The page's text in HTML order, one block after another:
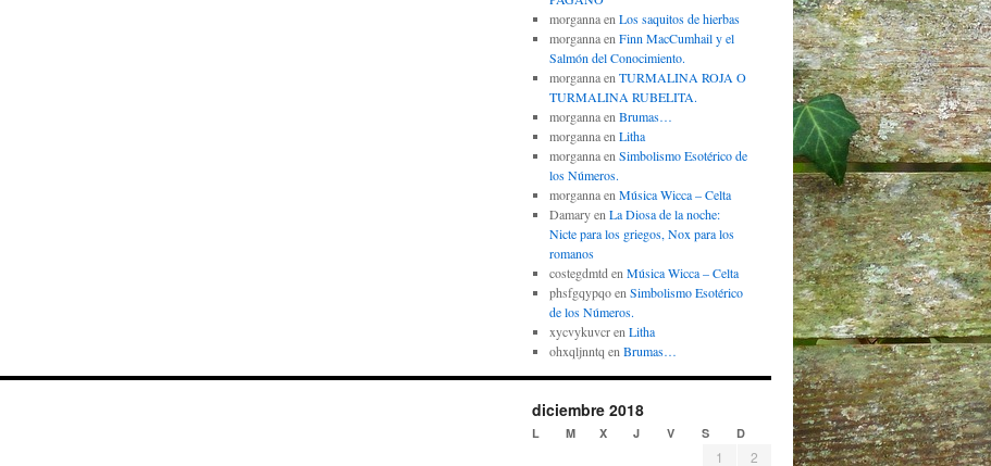
morgannaen Los saquitos de hierbas
morgannaen Finn MacCumhail y el
Salmón del Conocimiento.
morgannaen TURMALINA ROJA O
TURMALINA RUBELITA.
morgannaen Brumas…
morgannaen Litha
morgannaen Simbolismo Esotérico de
los Números.
morgannaen Música Wicca – Celta
Damaryen La Diosa de la noche:
Nicte para los griegos, Nox para los
romanos
costegdmtd en Música Wicca – Celta
phsfgqypqoen Simbolismo Esotérico
de los Números.
xycvykuvcren Litha
ohxqljnntq en Brumas…
diciembre 2018
L M X J V S D
1 2